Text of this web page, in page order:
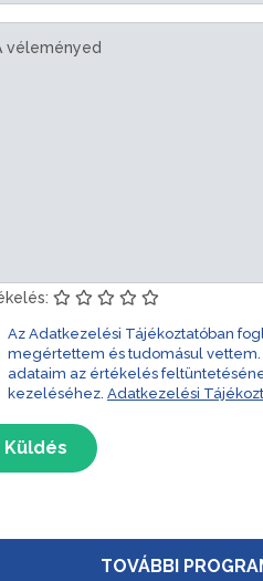
Az Adatkezelési Tájékoztatóban
megértettem és tudomásul
adataim az értékelés
kezeléséhez. Adatkezelési
Küldés
TOVÁBBI